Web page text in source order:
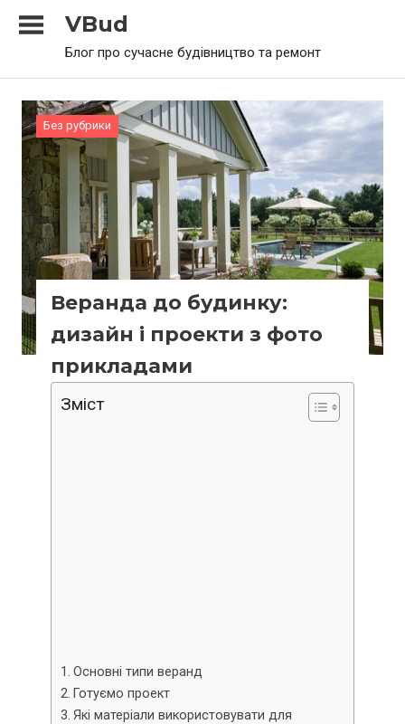
VBud
Блог про сучасне будівництво та ремонт
Без рубрики
Веранда до будинку:
дизайн і проекти з фото
прикладами
Зміст
Основні типи веранд
Готуємо проект
Які матеріали використовувати для